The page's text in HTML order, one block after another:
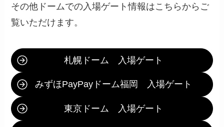
その他ドームでの入場ゲート情報はこちらからご
覧いただけます。
札幌ドーム 入場ゲート
みずほPayPayドーム福岡 入場ゲート
東京ドーム 入場ゲート